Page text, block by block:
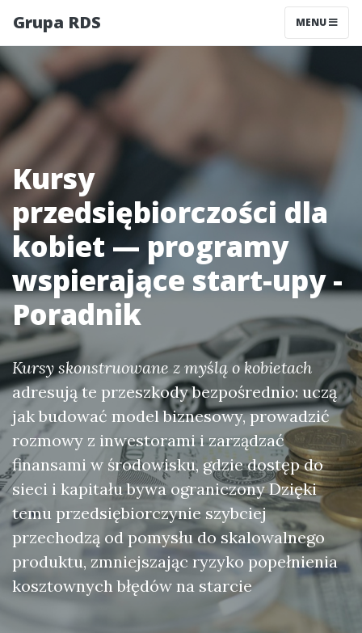
Grupa RDS MENU
Kursy
przedsiębiorczości dla
kobiet — programy
wspierające start-upy -
Poradnik
Kursy skonstruowane z myślą o kobietach
adresują te przeszkody bezpośrednio: uczą
jak budować model biznesowy, prowadzić
rozmowy z inwestorami i zarządzać
finansami w środowisku, gdzie dostęp do
sieci i kapitału bywa ograniczony Dzięki
temu przedsiębiorczynie szybciej
przechodzą od pomysłu do skalowalnego
produktu, zmniejszając ryzyko popełnienia
kosztownych błędów na starcie